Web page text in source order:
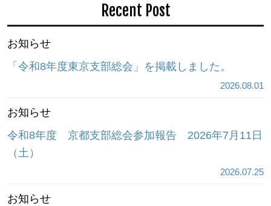
Recent Post
お知らせ
「令和8年度東京支部総会」を掲載しました。
2026.08.01
お知らせ
令和8年度 京都支部総会参加報告 2026年7月11日
（土）
2026.07.25
お知らせ